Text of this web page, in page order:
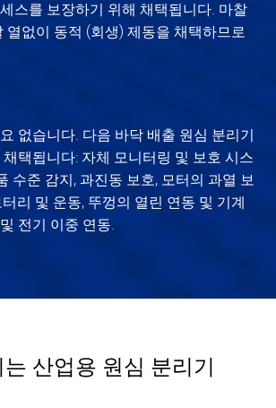
스를 보장하기 위해 채택됩니다. 마찰
열없이 동적 (회생) 제동을 채택하므로
없습니다. 다음 바닥 배출 원심 분리기
택됩니다: 자체 모니터링 및 보호 시스
수준 감지, 과진동 보호, 모터의 과열 보
리 및 운동, 뚜껑의 열린 연동 및 기계
전기 이중 연동.
산업용 원심 분리기